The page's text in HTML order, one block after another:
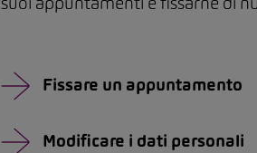
Fissare un appuntamento
Modificare i dati personali